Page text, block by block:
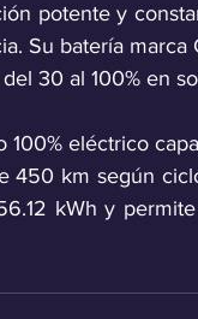
potente y
Su batería
30 al 100% en
100% eléctrico
km según
kWh y